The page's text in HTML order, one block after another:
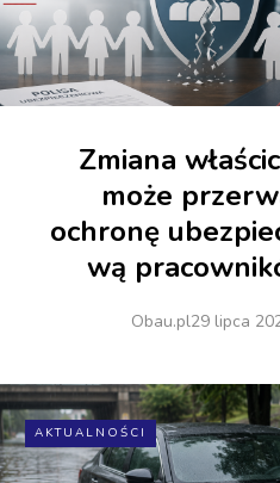
Zmiana
może
ochronę
wą
Obau.pl29 lipca
AKTUALNOŚCI